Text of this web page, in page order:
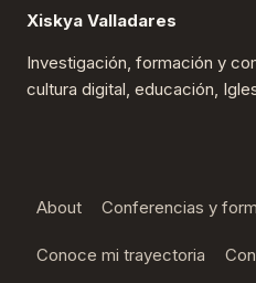
Xiskya Valladares
Investigación, formación y
cultura digital, educación,
About Conferencias y
Conoce mi trayectoria